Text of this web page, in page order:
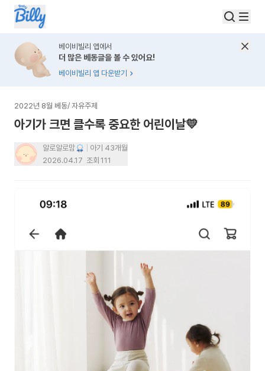
베이비빌리 앱에서
더 많은 베동글을 볼 수 있어요!
베이비빌리 앱 다운받기
2022년 8월 베동/ 자유주제
아기가 크면 클수록 중요한 어린이날💛
알로알로맘
아기 43개월
2026.04.17 조회 111